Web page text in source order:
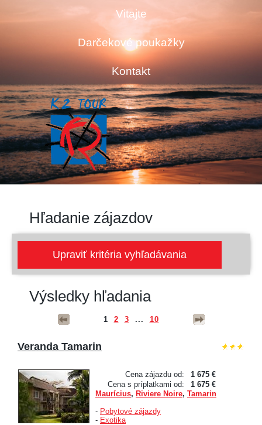
Vitajte
Darčekové poukažky
Kontakt
Hľadanie zájazdov
Výsledky hľadania
1 2 3 ... 10
Veranda Tamarin
Cena zájazdu od:
1 675 €
Cena s príplatkami od:
1 675 €
Maurícius, Riviere Noire, Tamarin
- Pobytové zájazdy
- Exotika